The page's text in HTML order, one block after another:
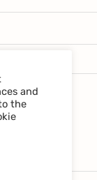
and
the